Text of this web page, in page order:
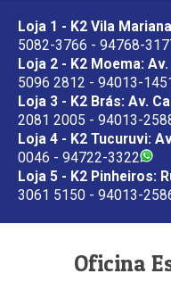
Loja 1 - K2 Vila
5082-3766 - 94768-
Loja 2 - K2 Moema:
5096 2812 - 94013-
Loja 3 - K2 Brás: Av.
2081 2005 - 94013-
Loja 4 - K2 Tucuruvi:
0046 - 94722-3322
Loja 5 - K2 Pinheiros:
3061 5150 - 94013-
Oficina